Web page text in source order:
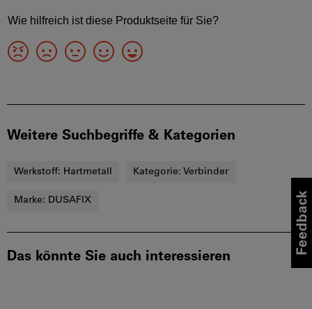
Weitere Suchbegriffe & Kategorien
Werkstoff: Hartmetall Kategorie: Verbinder
Marke: DUSAFIX
Das könnte Sie auch interessieren